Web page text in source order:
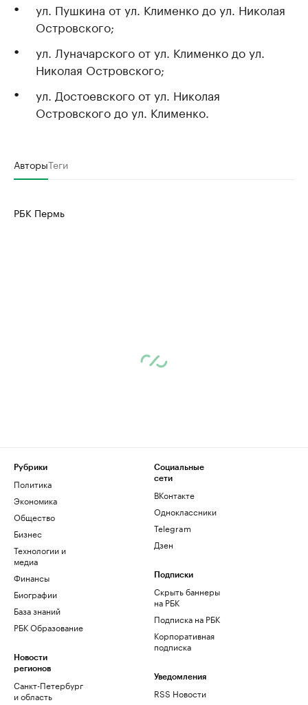
ул. Пушкина от ул. Клименко до ул. Николая
Островского;
ул. Луначарского от ул. Клименко до ул.
Николая Островского;
ул. Достоевского от ул. Николая
Островского до ул. Клименко.
АвторыТеги
РБК Пермь
Рубрики
Политика
Экономика
Общество
Бизнес
Технологии и
медиа
Финансы
Биографии
База знаний
РБК Образование
Новости
регионов
Санкт-Петербург
и область
Социальные
сети
ВКонтакте
Одноклассники
Telegram
Дзен
Подписки
Скрыть баннеры
на РБК
Подписка на РБК
Корпоративная
подписка
Уведомления
RSS Новости